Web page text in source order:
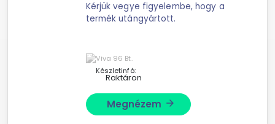
Kérjük vegye figyelembe, hogy a
termék utángyártott.
Készletinfó:
Raktáron
Megnézem arrow_forward